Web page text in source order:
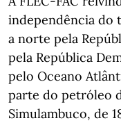
independência do
a norte pela
pela República
pelo Oceano
parte do petróleo
Simulambuco, de